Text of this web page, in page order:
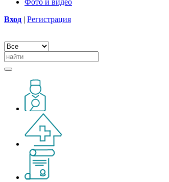
Фото и видео
Вход | Регистрация